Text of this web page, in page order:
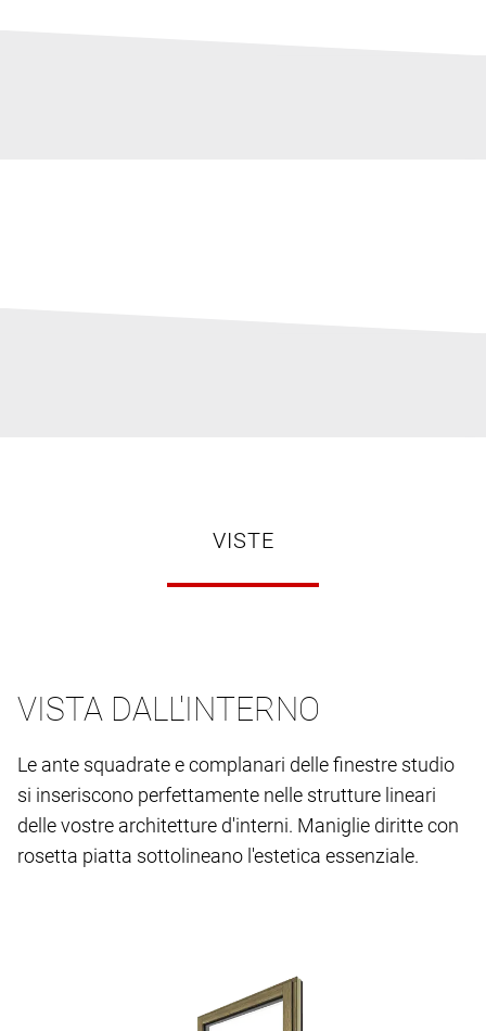
VISTE
VISTA DALL'INTERNO
Le ante squadrate e complanari delle finestre studio
si inseriscono perfettamente nelle strutture lineari
delle vostre architetture d'interni. Maniglie diritte con
rosetta piatta sottolineano l'estetica essenziale.